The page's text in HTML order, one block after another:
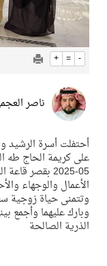
+ = -
ناصر
أحتفلت أسرة الرشيد
05-2025
الأعمال والوجهاء
وتتمنى حياة زوجية
وبارك عليهما وأجمع
الذرية الصالحة